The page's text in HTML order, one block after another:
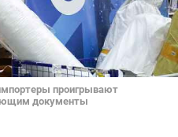
проигрывают
документы